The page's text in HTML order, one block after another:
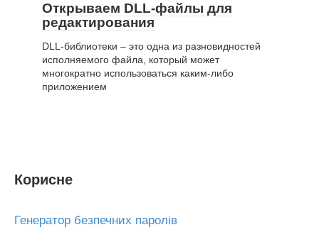
Открываем DLL-файлы для
редактирования
DLL-библиотеки – это одна из разновидностей
исполняемого файла, который может
многократно использоваться каким-либо
приложением
Корисне
Генератор безпечних паролів